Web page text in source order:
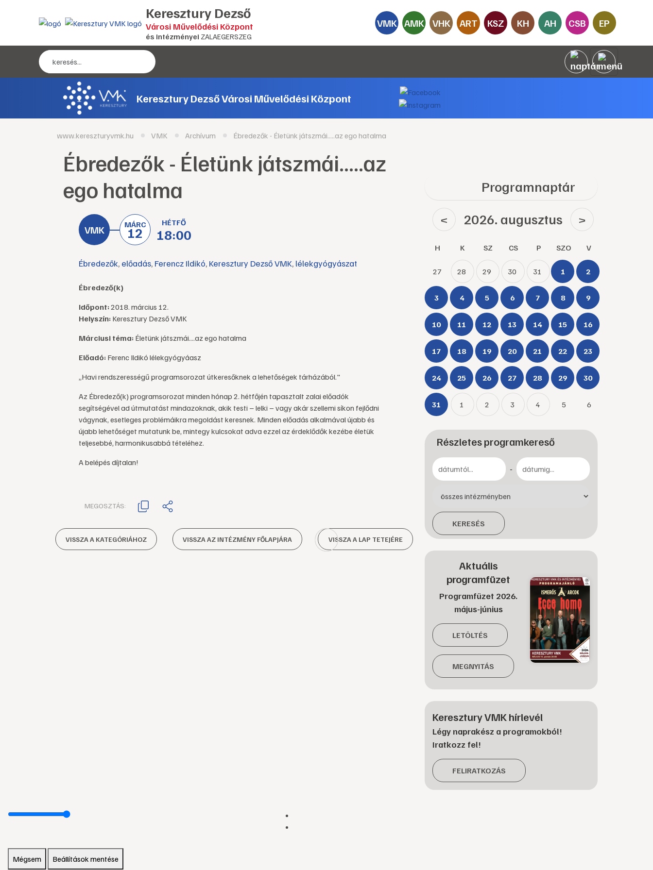
Keresztury Dezső
Városi Művelődési Központ
és intézményei ZALAEGERSZEG
VMK AMK VHK ART KSZ KH AH CSB EP
Keresztury Dezső Városi Művelődési Központ
www.kereszturyvmk.hu VMK Archívum Ébredezők - Életünk játszmái.....az ego hatalma
Ébredezők - Életünk játszmái.....az
ego hatalma
MÁRC
12
HÉTFŐ
18:00
Ébredezők, előadás, Ferencz Ildikó, Keresztury Dezső VMK, lélekgyógyászat
Ébredező(k)
Időpont:2018. március 12.
Helyszín: Keresztury Dezső VMK
Márciusi téma: Életünk játszmái....az ego hatalma
Előadó: Ferenc Ildikó lélekgyógyáasz
„Havi rendszerességű programsorozat útkeresőknek a lehetőségek tárházából."
Az Ébredező(k) programsorozat minden hónap 2. hétfőjén tapasztalt zalai előadók
segítségével ad útmutatást mindazoknak, akik testi – lelki – vagy akár szellemi síkon fejlődni
vágynak, esetleges problémáikra megoldást keresnek. Minden előadás alkalmával újabb és
újabb lehetőséget mutatunk be, mintegy kulcsokat adva ezzel az érdeklődők kezébe életük
teljesebbé, harmonikusabbá tételéhez.
A belépés díjtalan!
MEGOSZTÁS:
VISSZA A KATEGÓRIÁHOZ VISSZA AZ INTÉZMÉNY FŐLAPJÁRA VISSZA A LAP TETEJÉRE
Programnaptár
< 2026. augusztus >
H K SZ CS P SZO V
27 28 29 30 31 1 2
3 4 5 6 7 8 9
10 11 12 13 14 15 16
17 18 19 20 21 22 23
24 25 26 27 28 29 30
31 1 2 3 4 5 6
Részletes programkereső
-
KERESÉS
Aktuális
programfüzet
Programfüzet 2026.
május-június
LETÖLTÉS
MEGNYITÁS
Keresztury VMK hírlevél
Légy naprakész a programokból!
Iratkozz fel!
FELIRATKOZÁS
Mégsem Beállítások mentése